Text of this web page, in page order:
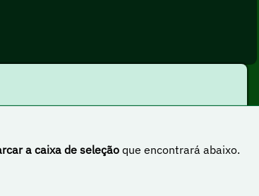
a caixa de seleçãoque encontrará abaixo.